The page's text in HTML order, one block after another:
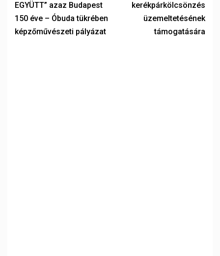
EGYÜTT” azaz Budapest
150 éve – Óbuda tükrében
képzőművészeti pályázat
kerékpárkölcsönzés
üzemeltetésének
támogatására